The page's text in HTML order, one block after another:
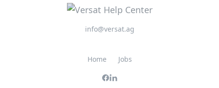
info@versat.ag
Home Jobs